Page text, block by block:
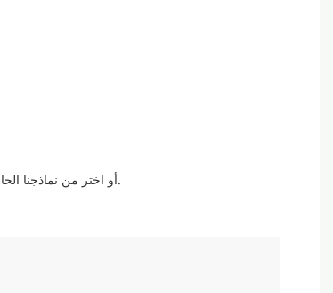
اتصل بنا! رسومات تصميم sharplyour orideas أو اختر من نماذجنا الحالية.